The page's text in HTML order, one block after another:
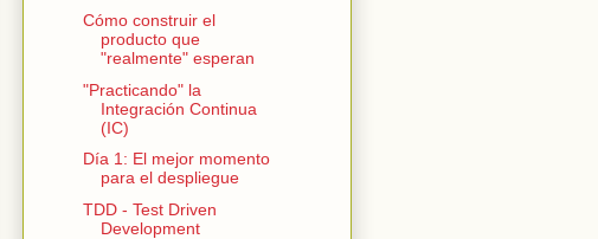
Cómo construir el
producto que
"realmente" esperan
"Practicando" la
Integración Continua
(IC)
Día 1: El mejor momento
para el despliegue
TDD - Test Driven
Development